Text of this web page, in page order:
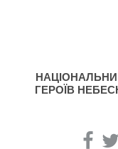
ГЕРОЇВ